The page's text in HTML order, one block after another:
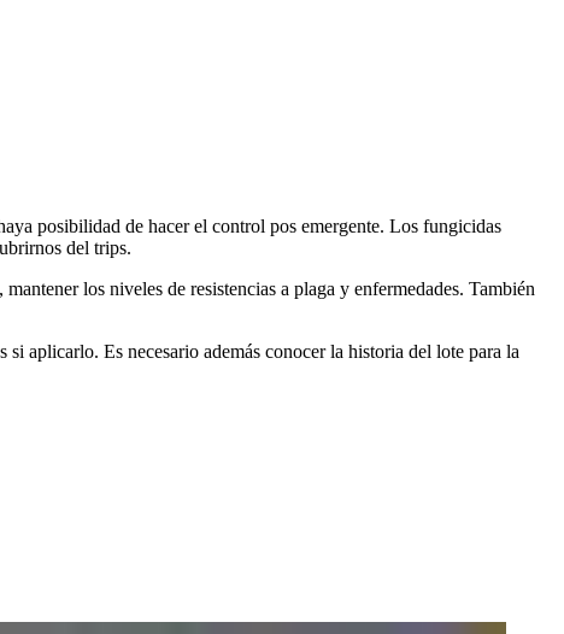
posibilidad de hacer el control pos emergente. Los fungicidas
del trips.
los niveles de resistencias a plaga y enfermedades. También
aplicarlo. Es necesario además conocer la historia del lote para la